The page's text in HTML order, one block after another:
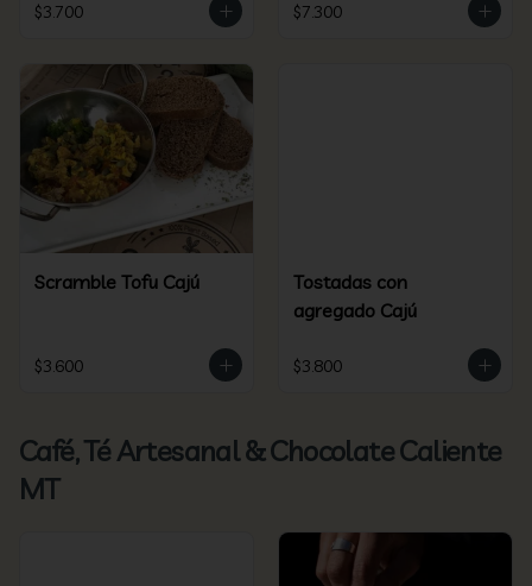
$3.700 $7.300
Scramble Tofu Cajú
$3.600
Tostadas con
agregado Cajú
$3.800
Café, Té Artesanal & Chocolate Caliente
MT